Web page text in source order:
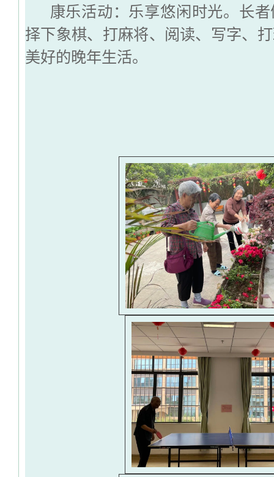
康乐活动：乐享悠闲时光。长者
择下象棋、打麻将、阅读、写字、
美好的晚年生活。